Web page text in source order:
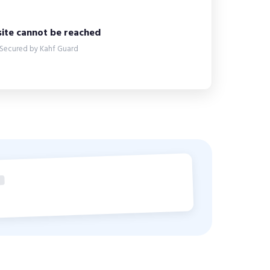
cannot be reached
by Kahf Guard